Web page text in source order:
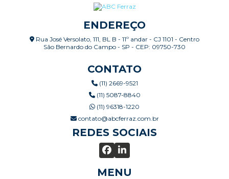
ENDEREÇO
Rua José Versolato, 111, BL B - 11º andar - CJ 1101 - Centro
São Bernardo do Campo - SP - CEP: 09750-730
CONTATO
(11) 2669-9521
(11) 5087-8840
(11) 96318-1220
contato@abcferraz.com.br
REDES SOCIAIS
MENU